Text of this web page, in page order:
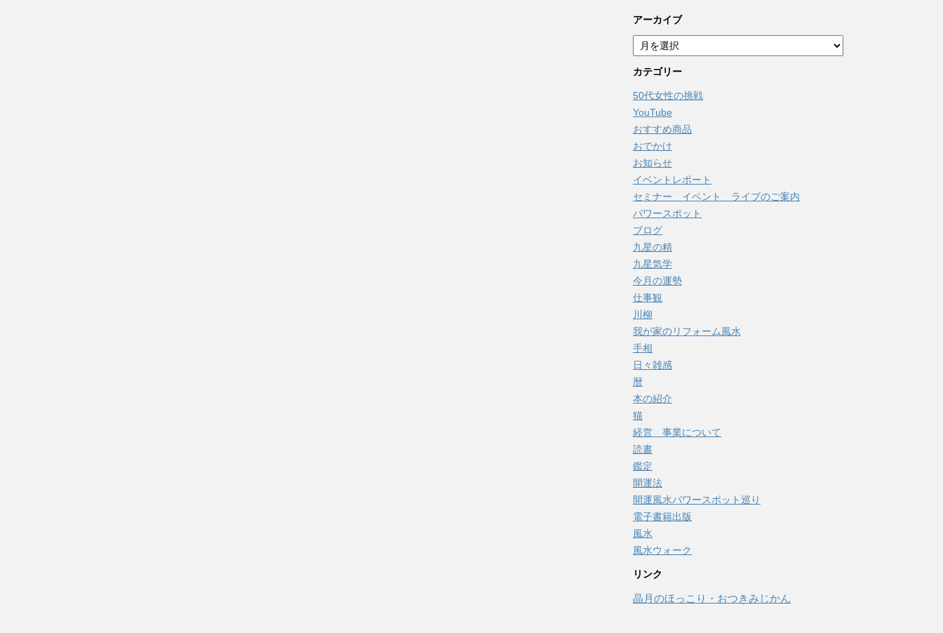
アーカイブ
ー
カ
イ
ブ
カテゴリー
50代女性の挑戦
YouTube
おすすめ商品
おでかけ
お知らせ
イベントレポート
セミナー イベント ライブのご案内
パワースポット
ブログ
九星の精
九星気学
今月の運勢
仕事観
川柳
我が家のリフォーム風水
手相
日々雑感
暦
本の紹介
猫
経営 事業について
読書
鑑定
開運法
開運風水パワースポット巡り
電子書籍出版
風水
風水ウォーク
リンク
晶月のほっこり・おつきみじかん